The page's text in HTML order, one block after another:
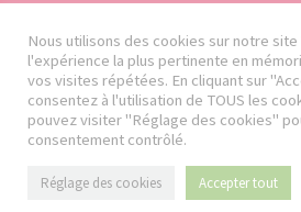
Nous utilisons des cookies sur notre
l'expérience la plus pertinente en
vos visites répétées. En cliquant sur
consentez à l'utilisation de TOUS les
pouvez visiter "Réglage des cookies"
consentement contrôlé.
Réglage des cookies Accepter tout